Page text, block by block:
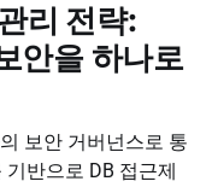
리 전략:
안을 하나로
보안 거버넌스로 통